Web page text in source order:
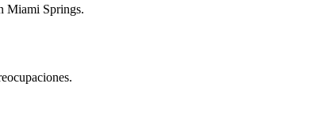
Miami Springs.